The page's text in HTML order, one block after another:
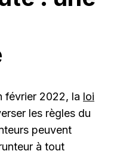
février 2022, la loi
les règles du
peuvent
à tout